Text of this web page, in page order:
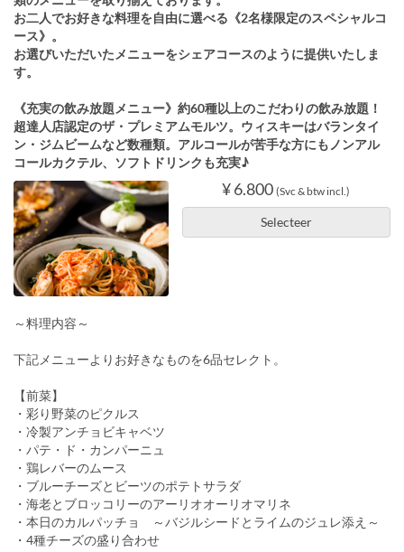
お二人でお好きな料理を自由に選べる《2名様限定のスペシャルコ
ース》。
お選びいただいたメニューをシェアコースのように提供いたしま
す。
《充実の飲み放題メニュー》約60種以上のこだわりの飲み放題！
超達人店認定のザ・プレミアムモルツ。ウィスキーはバランタイ
ン・ジムビームなど数種類。アルコールが苦手な方にもノンアル
コールカクテル、ソフトドリンクも充実♪
¥ 6.800 (Svc & btw incl.)
Selecteer
～料理内容～
下記メニューよりお好きなものを6品セレクト。
【前菜】
・彩り野菜のピクルス
・冷製アンチョビキャベツ
・パテ・ド・カンパーニュ
・鶏レバーのムース
・ブルーチーズとビーツのポテトサラダ
・海老とブロッコリーのアーリオオーリオマリネ
・本日のカルパッチョ ～バジルシードとライムのジュレ添え～
・4種チーズの盛り合わせ